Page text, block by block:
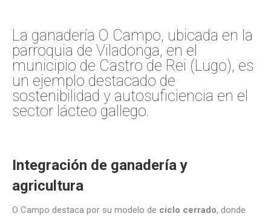
La ganadería O Campo, ubicada en la
parroquia de Viladonga, en el
municipio de Castro de Rei (Lugo), es
un ejemplo destacado de
sostenibilidad y autosuficiencia en el
sector lácteo gallego.
Integración de ganadería y
agricultura
O Campo destaca por su modelo de ciclo cerrado, donde